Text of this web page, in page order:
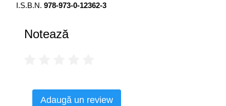
I.S.B.N. 978-973-0-12362-3
Notează
Adaugă un review